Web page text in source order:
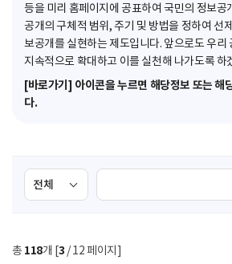
등을 미리 홈페이지에 공표하여 국민의 정보공
공개의 구체적 범위, 주기 및 방법을 정하여 선
보공개를 실현하는 제도입니다. 앞으로도 우리
지속적으로 확대하고 이를 실천해 나가도록 하
[바로가기] 아이콘을 누르면 해당정보 또는 해
다.
검
색
선
색
총 118개 [3 / 12 페이지]